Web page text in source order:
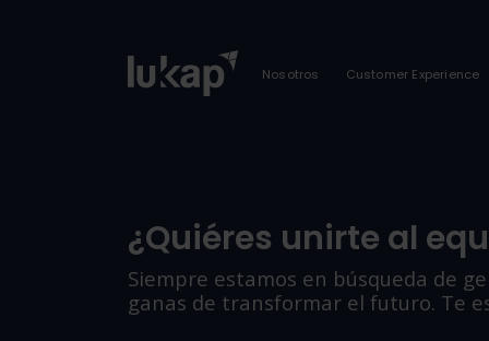
Nosotros Customer Experience
¿Quiéres unirte al
Siempre estamos en búsqueda de
ganas de transformar el futuro. Te